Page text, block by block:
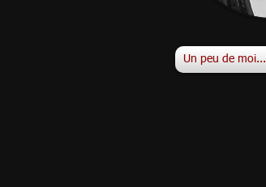
Un peu de moi...